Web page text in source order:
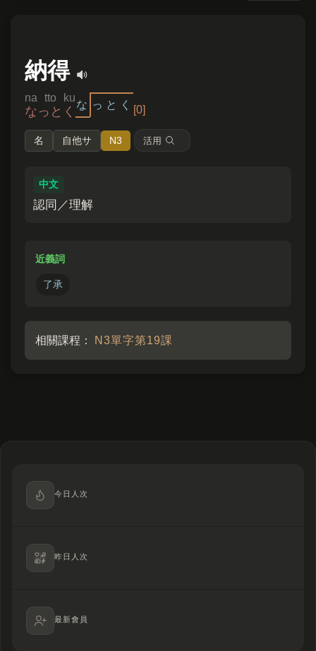
納得
na tto ku
なっとく な っ と く [0]
名 自他サ N3 活用
中文
認同／理解
近義詞
了承
相關課程： N3單字第19課
今日人次
昨日人次
最新會員